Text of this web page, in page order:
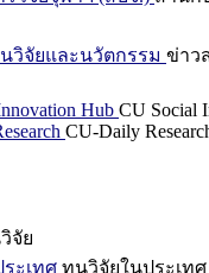
วิจัยและนวัตกรรม ข่าว
Hub CU Social
CU-Daily
จัย
ะเทศ ทุนวิจัยในประเทศ